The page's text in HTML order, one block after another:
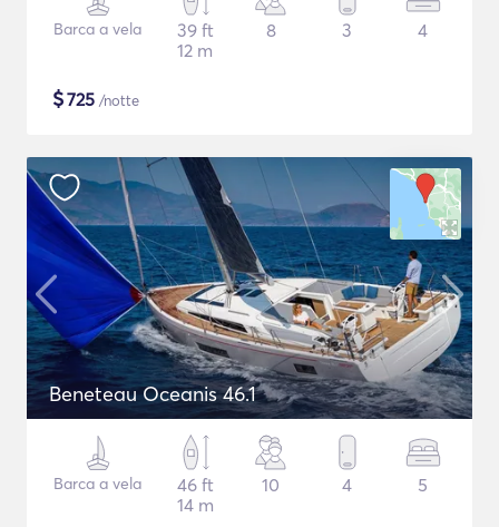
Barca a vela
39 ft
12 m
8 3 4
$725 /notte
Beneteau Oceanis 46.1
Barca a vela
46 ft
14 m
10 4 5